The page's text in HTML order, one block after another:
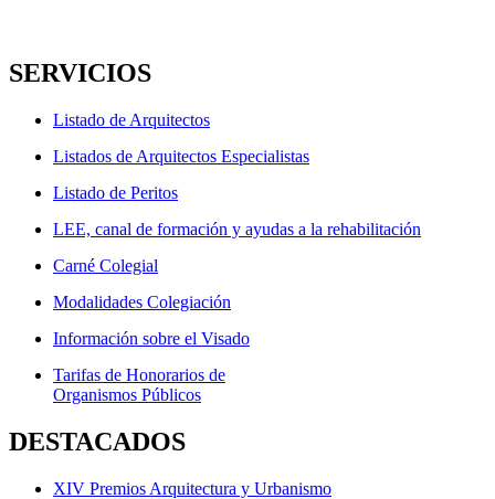
SERVICIOS
Listado de Arquitectos
Listados de Arquitectos Especialistas
Listado de Peritos
LEE, canal de formación y ayudas a la rehabilitación
Carné Colegial
Modalidades Colegiación
Información sobre el Visado
Tarifas de Honorarios de
Organismos Públicos
DESTACADOS
XIV Premios Arquitectura y Urbanismo